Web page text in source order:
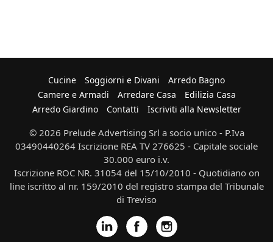
Cucine Soggiorni e Divani
Arredo Bagno
Camere e Armadi
Arredare Casa
Edilizia Casa
Arredo Giardino
Contatti Iscriviti alla Newsletter
© 2026 Prelude Advertising Srl a socio unico - P.Iva
03490440264 Iscrizione REA TV 276625 - Capitale sociale
30.000 euro i.v.
Iscrizione ROC NR. 31054 del 15/10/2010 - Quotidiano on
line iscritto al nr. 159/2010 del registro stampa del Tribunale
di Treviso